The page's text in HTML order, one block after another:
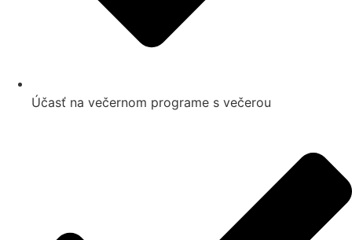
Účasť na večernom programe s večerou